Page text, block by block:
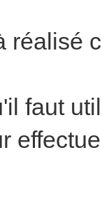
réalisé
faut